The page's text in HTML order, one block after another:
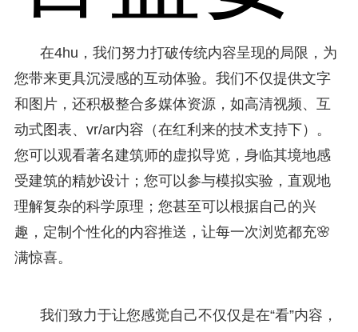
在4hu，我们努力打破传统内容呈现的局限，为
您带来更具沉浸感的互动体验。我们不仅提供文字
和图片，还积极整合多媒体资源，如高清视频、互
动式图表、vr/ar内容（在红利来的技术支持下）。
您可以观看著名建筑师的虚拟导览，身临其境地感
受建筑的精妙设计；您可以参与模拟实验，直观地
理解复杂的科学原理；您甚至可以根据自己的兴
趣，定制个性化的内容推送，让每一次浏览都充🌸
满惊喜。
我们致力于让您感觉自己不仅仅是在“看”内容，